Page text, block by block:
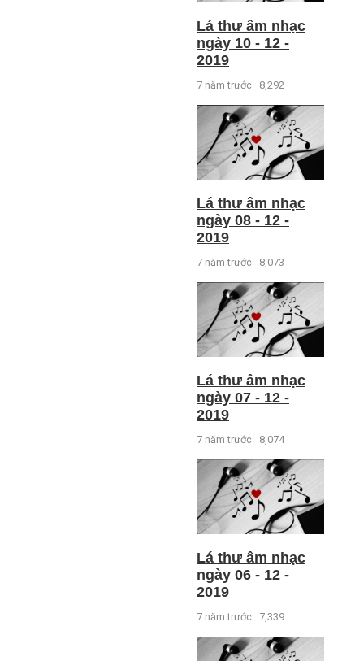
Lá thư âm nhạc
ngày 10 - 12 -
2019
7 năm trước 8,292
Lá thư âm nhạc
ngày 08 - 12 -
2019
7 năm trước 8,073
Lá thư âm nhạc
ngày 07 - 12 -
2019
7 năm trước 8,074
Lá thư âm nhạc
ngày 06 - 12 -
2019
7 năm trước 7,339